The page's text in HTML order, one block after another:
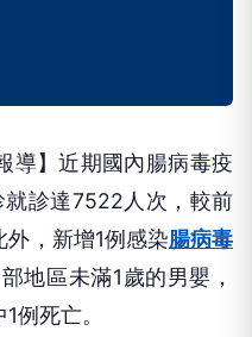
導】近期國內腸病毒疫
診達7522人次，較前
，新增1例感染腸病毒
地區未滿1歲的男嬰，
例死亡。